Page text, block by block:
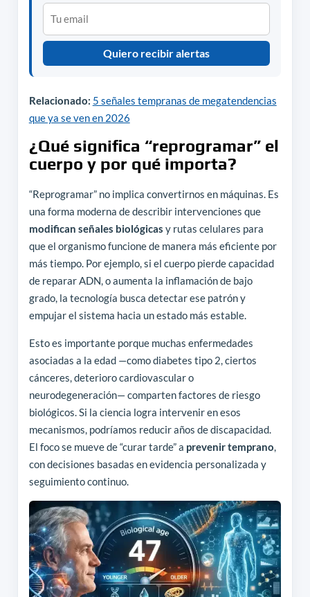
Quiero recibir alertas
Relacionado: 5 señales tempranas de megatendencias
que ya se ven en 2026
¿Qué significa “reprogramar” el
cuerpo y por qué importa?
“Reprogramar” no implica convertirnos en máquinas. Es
una forma moderna de describir intervenciones que
modifican señales biológicas y rutas celulares para
que el organismo funcione de manera más eficiente por
más tiempo. Por ejemplo, si el cuerpo pierde capacidad
de reparar ADN, o aumenta la inflamación de bajo
grado, la tecnología busca detectar ese patrón y
empujar el sistema hacia un estado más estable.
Esto es importante porque muchas enfermedades
asociadas a la edad —como diabetes tipo 2, ciertos
cánceres, deterioro cardiovascular o
neurodegeneración— comparten factores de riesgo
biológicos. Si la ciencia logra intervenir en esos
mecanismos, podríamos reducir años de discapacidad.
El foco se mueve de “curar tarde” a prevenir temprano,
con decisiones basadas en evidencia personalizada y
seguimiento continuo.